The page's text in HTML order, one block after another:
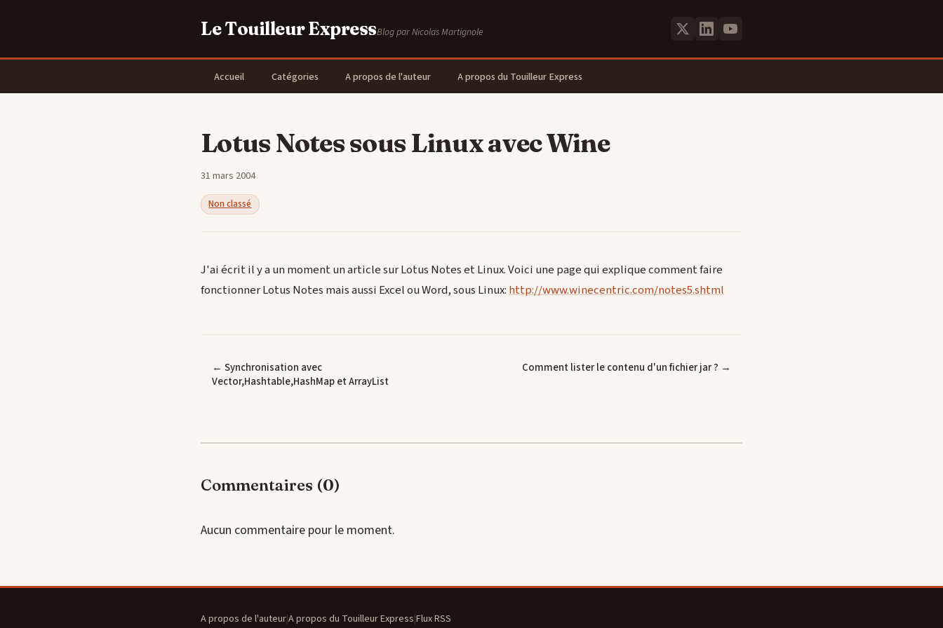
Le Touilleur ExpressBlog par Nicolas Martignole
Accueil Catégories A propos de l'auteur A propos du Touilleur Express
Lotus Notes sous Linux avec Wine
31 mars 2004
Non classé
J'ai écrit il y a un moment un article sur Lotus Notes et Linux. Voici une page qui explique comment faire
fonctionner Lotus Notes mais aussi Excel ou Word, sous Linux: http://www.winecentric.com/notes5.shtml
← Synchronisation avec
Vector,Hashtable,HashMap et ArrayList
Comment lister le contenu d'un fichier jar ? →
Commentaires (0)
Aucun commentaire pour le moment.
A propos de l'auteur|A propos du Touilleur Express|Flux RSS